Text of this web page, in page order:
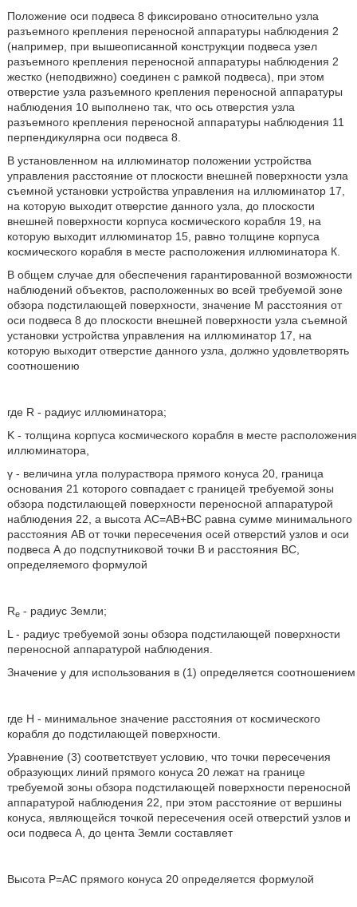
Положение оси подвеса 8 фиксировано относительно узла
разъемного крепления переносной аппаратуры наблюдения 2
(например, при вышеописанной конструкции подвеса узел
разъемного крепления переносной аппаратуры наблюдения 2
жестко (неподвижно) соединен с рамкой подвеса), при этом
отверстие узла разъемного крепления переносной аппаратуры
наблюдения 10 выполнено так, что ось отверстия узла
разъемного крепления переносной аппаратуры наблюдения 11
перпендикулярна оси подвеса 8.
В установленном на иллюминатор положении устройства
управления расстояние от плоскости внешней поверхности узла
съемной установки устройства управления на иллюминатор 17,
на которую выходит отверстие данного узла, до плоскости
внешней поверхности корпуса космического корабля 19, на
которую выходит иллюминатор 15, равно толщине корпуса
космического корабля в месте расположения иллюминатора К.
В общем случае для обеспечения гарантированной возможности
наблюдений объектов, расположенных во всей требуемой зоне
обзора подстилающей поверхности, значение М расстояния от
оси подвеса 8 до плоскости внешней поверхности узла съемной
установки устройства управления на иллюминатор 17, на
которую выходит отверстие данного узла, должно удовлетворять
соотношению
где R - радиус иллюминатора;
K - толщина корпуса космического корабля в месте расположения
иллюминатора,
γ - величина угла полураствора прямого конуса 20, граница
основания 21 которого совпадает с границей требуемой зоны
обзора подстилающей поверхности переносной аппаратурой
наблюдения 22, а высота АС=АВ+ВС равна сумме минимального
расстояния АВ от точки пересечения осей отверстий узлов и оси
подвеса А до подспутниковой точки В и расстояния ВС,
определяемого формулой
Re- радиус Земли;
L - радиус требуемой зоны обзора подстилающей поверхности
переносной аппаратурой наблюдения.
Значение у для использования в (1) определяется соотношением
где H - минимальное значение расстояния от космического
корабля до подстилающей поверхности.
Уравнение (3) соответствует условию, что точки пересечения
образующих линий прямого конуса 20 лежат на границе
требуемой зоны обзора подстилающей поверхности переносной
аппаратурой наблюдения 22, при этом расстояние от вершины
конуса, являющейся точкой пересечения осей отверстий узлов и
оси подвеса А, до цента Земли составляет
Высота Р=АС прямого конуса 20 определяется формулой